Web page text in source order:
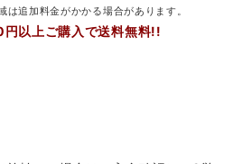
は追加料金がかかる場合があります。
以上ご購入で送料無料!!